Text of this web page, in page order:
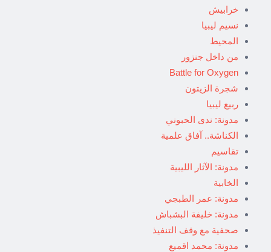
خرابيش
نسيم ليبيا
المحيط
من داخل جنزور
Battle for Oxygen
شجرة الزيتون
ربيع ليبيا
مدونة: ندى الحبوني
الكناشة.. آفاق علمية
تقاسيم
مدونة: الآثار الليبية
الخابية
مدونة: عمر الطبجي
مدونة: خليفة البشباش
صحفية مع وقف التنفيذ
مدونة: محمد اقميع